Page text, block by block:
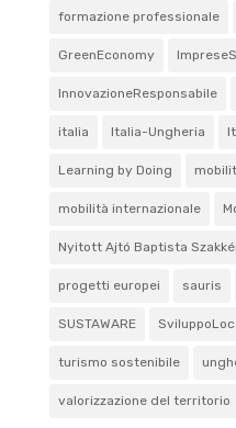
formazione professionale
GreenEconomy
InnovazioneResponsabile
italia Italia-Ungheria
Learning by Doing
mobilità internazionale
Nyitott Ajtó Baptista
progetti europei sauris
SUSTAWARE
turismo sostenibile
valorizzazione del territorio